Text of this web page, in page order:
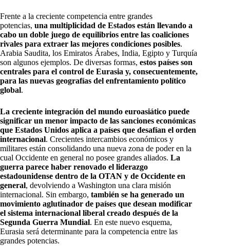
Frente a la creciente competencia entre grandes
potencias, una multiplicidad de Estados están llevando a
cabo un doble juego de equilibrios entre las coaliciones
rivales para extraer las mejores condiciones posibles.
Arabia Saudita, los Emiratos Árabes, India, Egipto y Turquía
son algunos ejemplos. De diversas formas, estos países son
centrales para el control de Eurasia y, consecuentemente,
para las nuevas geografías del enfrentamiento político
global.
La creciente integración del mundo euroasiático puede
significar un menor impacto de las sanciones económicas
que Estados Unidos aplica a países que desafían el orden
internacional. Crecientes intercambios económicos y
militares están consolidando una nueva zona de poder en la
cual Occidente en general no posee grandes aliados. La
guerra parece haber renovado el liderazgo
estadounidense dentro de la OTAN y de Occidente en
general, devolviendo a Washington una clara misión
internacional. Sin embargo, también se ha generado un
movimiento aglutinador de países que desean modificar
el sistema internacional liberal creado después de la
Segunda Guerra Mundial. En este nuevo esquema,
Eurasia será determinante para la competencia entre las
grandes potencias.